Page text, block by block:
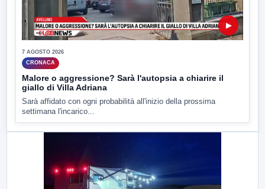
▶
7 AGOSTO 2026
CRONACA
Malore o aggressione? Sarà l'autopsia a chiarire il
giallo di Villa Adriana
Sarà affidato con ogni probabilità all'inizio della prossima
settimana l'incarico...